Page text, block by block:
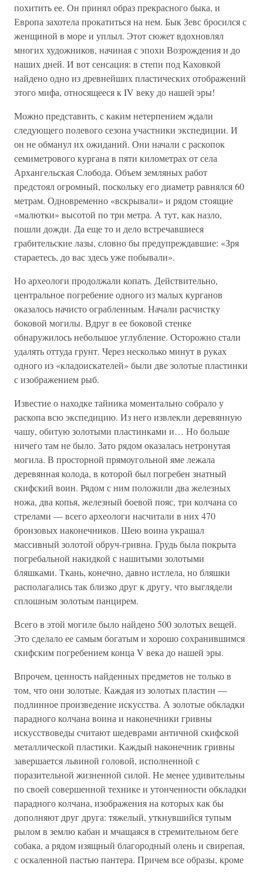
похитить ее. Он принял образ прекрасного быка, и
Европа захотела прокатиться на нем. Бык Зевс бросился с
женщиной в море и уплыл. Этот сюжет вдохновлял
многих художников, начиная с эпохи Возрождения и до
наших дней. И вот сенсация: в степи под Каховкой
найдено одно из древнейших пластических отображений
этого мифа, относящееся к IV веку до нашей эры!
Можно представить, с каким нетерпением ждали
следующего полевого сезона участники экспедиции. И
он не обманул их ожиданий. Они начали с раскопок
семиметрового кургана в пяти километрах от села
Архангельская Слобода. Объем земляных работ
предстоял огромный, поскольку его диаметр равнялся 60
метрам. Одновременно «вскрывали» и рядом стоящие
«малютки» высотой по три метра. А тут, как назло,
пошли дожди. Да еще то и дело встречавшиеся
грабительские лазы, словно бы предупреждавшие: «Зря
стараетесь, до вас здесь уже побывали».
Но археологи продолжали копать. Действительно,
центральное погребение одного из малых курганов
оказалось начисто ограбленным. Начали расчистку
боковой могилы. Вдруг в ее боковой стенке
обнаружилось небольшое углубление. Осторожно стали
удалять оттуда грунт. Через несколько минут в руках
одного из «кладоискателей» были две золотые пластинки
с изображением рыб.
Известие о находке тайника моментально собрало у
раскопа всю экспедицию. Из него извлекли деревянную
чашу, обитую золотыми пластинками и… Но больше
ничего там не было. Зато рядом оказалась нетронутая
могила. В просторной прямоугольной яме лежала
деревянная колода, в которой был погребен знатный
скифский воин. Рядом с ним положили два железных
ножа, два копья, железный боевой пояс, три колчана со
стрелами — всего археологи насчитали в них 470
бронзовых наконечников. Шею воина украшал
массивный золотой обруч-гривна. Грудь была покрыта
погребальной накидкой с нашитыми золотыми
бляшками. Ткань, конечно, давно истлела, но бляшки
располагались так близко друг к другу, что выглядели
сплошным золотым панцирем.
Всего в этой могиле было найдено 500 золотых вещей.
Это сделало ее самым богатым и хорошо сохранившимся
скифским погребением конца V века до нашей эры.
Впрочем, ценность найденных предметов не только в
том, что они золотые. Каждая из золотых пластин —
подлинное произведение искусства. А золотые обкладки
парадного колчана воина и наконечники гривны
искусствоведы считают шедеврами античной скифской
металлической пластики. Каждый наконечник гривны
завершается львиной головой, исполненной с
поразительной жизненной силой. Не менее удивительны
по своей совершенной технике и утонченности обкладки
парадного колчана, изображения на которых как бы
дополняют друг друга: тяжелый, уткнувшийся тупым
рылом в землю кабан и мчащаяся в стремительном беге
собака, а рядом изящный благородный олень и свирепая,
с оскаленной пастью пантера. Причем все образы, кроме